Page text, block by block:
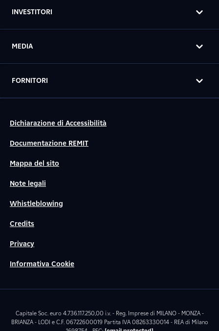
INVESTITORI
MEDIA
FORNITORI
Dichiarazione di Accessibilità
Documentazione REMIT
Mappa del sito
Note legali
Whistleblowing
Credits
Privacy
Informativa Cookie
Capitale Soc. euro 4.736.117.250,00 i.v. - Reg. Imprese di MILANO - MONZA -
BRIANZA - LODI e C.F. 06722600019 Partita IVA 08263330014 - REA di Milano